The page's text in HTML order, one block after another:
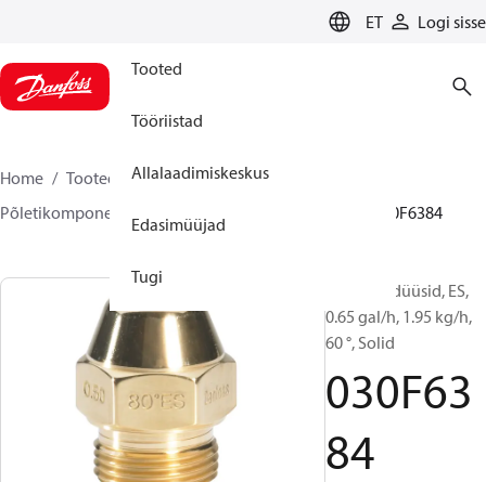
ET Logi sisse
Tooted
Tööriistad
Allalaadimiskeskus
Edasimüüjad
Tugi
Home Tooted
Climate Solutions for heating
Põletikomponendid
030F6384
Õlipõleti düüsid, ES,
0.65 gal/h, 1.95 kg/h,
60 °, Solid
030F63
84